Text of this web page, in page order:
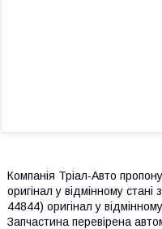
Компанія Тріал-Авто
оригінал у відмінному
44844) оригінал у
Запчастина перевірена